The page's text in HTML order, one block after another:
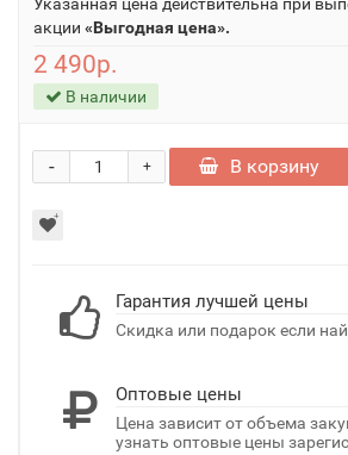
акции «Выгодная цена».
2 490р.
В наличии
+
- В корзину
Гарантия лучшей цены
Скидка или подарок если
Оптовые цены
Цена зависит от объема
узнать оптовые цены